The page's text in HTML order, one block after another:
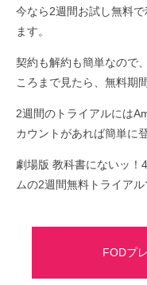
今なら2週間お試し無料
ます。
契約も解約も簡単なので
ころまで見たら、無料期
2週間のトライアルには
カウントがあれば簡単に
劇場版 教科書にないッ！
ムの2週間無料トライア
FODプ